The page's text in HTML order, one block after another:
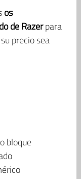
os
de Razerpara
precio sea
bloque